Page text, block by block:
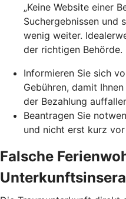
„Keine Website einer
Suchergebnissen und
wenig weiter.
der richtigen Behörde.
Informieren Sie sich
Gebühren, damit
der Bezahlung
Beantragen Sie
und nicht erst kurz vor
Falsche